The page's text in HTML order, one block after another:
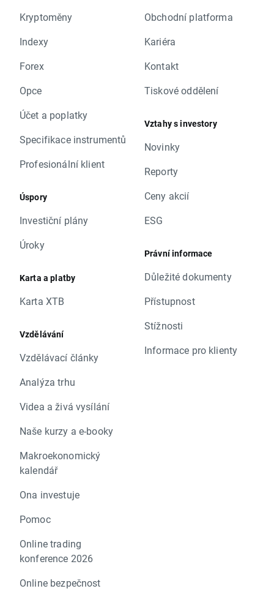
Kryptoměny
Indexy
Forex
Opce
Účet a poplatky
Specifikace instrumentů
Profesionální klient
Úspory
Investiční plány
Úroky
Karta a platby
Karta XTB
Vzdělávání
Vzdělávací články
Analýza trhu
Videa a živá vysílání
Naše kurzy a e-booky
Makroekonomický
kalendář
Ona investuje
Pomoc
Online trading
konference 2026
Online bezpečnost
Obchodní platforma
Kariéra
Kontakt
Tiskové oddělení
Vztahy s investory
Novinky
Reporty
Ceny akcií
ESG
Právní informace
Důležité dokumenty
Přístupnost
Stížnosti
Informace pro klienty